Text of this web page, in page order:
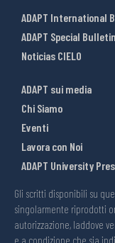
ADAPT International
ADAPT Special Bulletin
Noticias CIELO
ADAPT sui media
Chi Siamo
Eventi
Lavora con Noi
ADAPT University
Gli scritti disponibili su
singolarmente riprodotti
autorizzazione, laddove
e a condizione che sia